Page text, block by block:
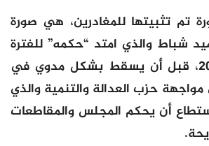
تم تثبيتها للمغادرين، هي صورة
شباط والذي امتد “حكمه” للفترة
ما بين 2003 و2015، قبل أن يسقط بشكل مدوي في
2016 في مواجهة حزب العدالة والتنمية والذي
أن يحكم المجلس والمقاطعات